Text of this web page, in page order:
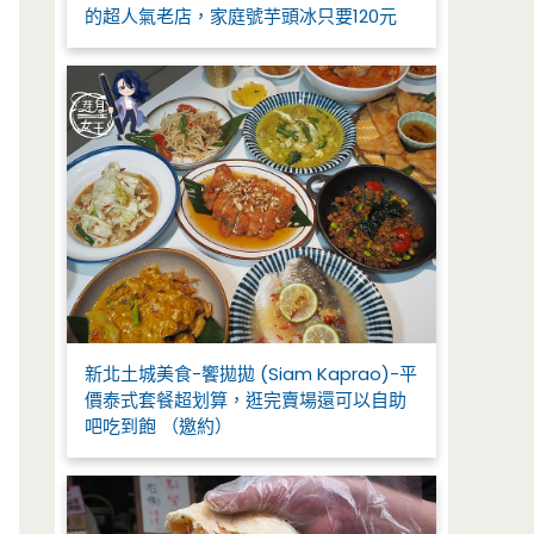
的超人氣老店，家庭號芋頭冰只要120元
新北土城美食-饗拋拋 (Siam Kaprao)-平
價泰式套餐超划算，逛完賣場還可以自助
吧吃到飽 （邀約）